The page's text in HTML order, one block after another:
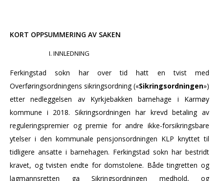
KORT OPPSUMMERING AV SAKEN
INNLEDNING
Ferkingstad sokn har over tid hatt en tvist med
Overføringsordningens sikringsordning («Sikringsordningen»)
etter nedleggelsen av Kyrkjebakken barnehage i Karmøy
kommune i 2018. Sikringsordningen har krevd betaling av
reguleringspremier og premie for andre ikke-forsikringsbare
ytelser i den kommunale pensjonsordningen KLP knyttet til
tidligere ansatte i barnehagen. Ferkingstad sokn har bestridt
kravet, og tvisten endte for domstolene. Både tingretten og
lagmannsretten ga Sikringsordningen medhold, og